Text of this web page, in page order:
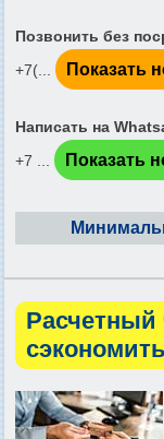
Позвонить без
+7(...
Показать
Написать на
+7 ...
Показать
Расчетный